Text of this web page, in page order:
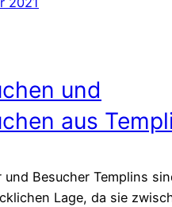
und
aus
und Besucher Templins
Lage, da sie